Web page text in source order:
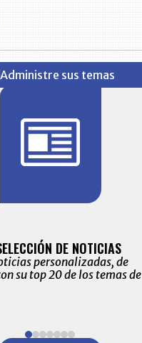
Administre sus temas
DE NOTICIAS
personalizadas, de
su top 20 de los temas de